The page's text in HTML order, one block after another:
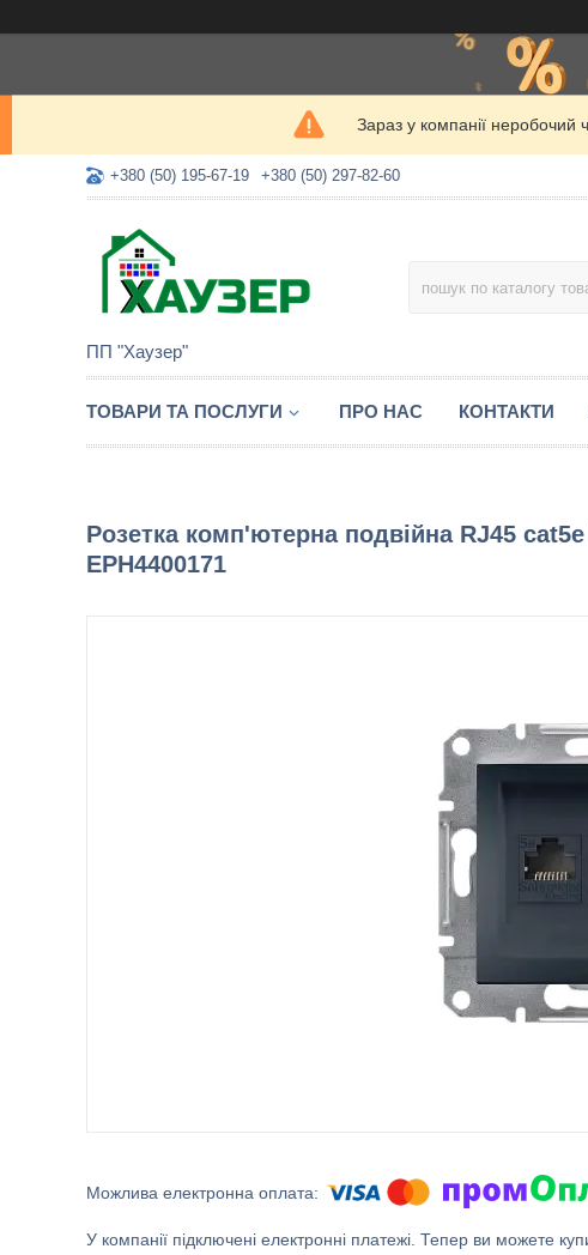
Зараз у компанії неробочий
+380 (50) 195-67-19 +380 (50) 297-82-60
ПП "Хаузер"
ТОВАРИ ТА ПОСЛУГИ ПРО НАС КОНТАКТИ
Розетка комп'ютерна подвійна RJ45
EPH4400171
У компанії підключені електронні платежі. Тепер ви можете